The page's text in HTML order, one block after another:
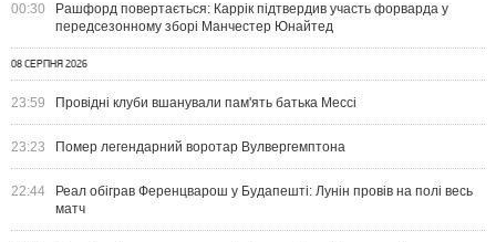
00:30
Рашфорд повертається: Каррік підтвердив участь форварда у
передсезонному зборі Манчестер Юнайтед
08 СЕРПНЯ 2026
23:59 Провідні клуби вшанували пам'ять батька Мессі
23:23 Помер легендарний воротар Вулвергемптона
22:44
Реал обіграв Ференцварош у Будапешті: Лунін провів на полі весь
матч